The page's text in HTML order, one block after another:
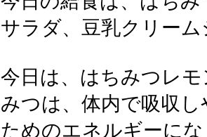
サラダ、豆乳クリー
今日は、はちみつレ
みつは、体内で吸収
ためのエネルギーに